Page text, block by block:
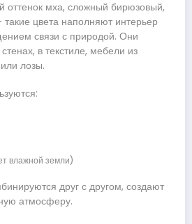
мха, сложный бирюзовый,
цвета наполняют интерьер
связи с природой. Они
в текстиле, мебели из
лозы.
влажной земли)
друг с другом, создают
атмосферу.